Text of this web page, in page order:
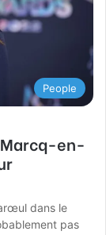
People
Marcq-en-
dans le
pas